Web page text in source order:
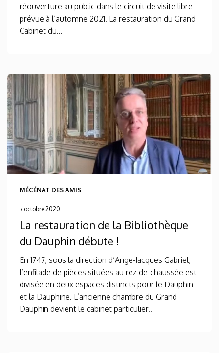
réouverture au public dans le circuit de visite libre
prévue à l’automne 2021. La restauration du Grand
Cabinet du...
MÉCÉNAT DES AMIS
7 octobre 2020
La restauration de la Bibliothèque
du Dauphin débute !
En 1747, sous la direction d’Ange-Jacques Gabriel,
l’enfilade de pièces situées au rez-de-chaussée est
divisée en deux espaces distincts pour le Dauphin
et la Dauphine. L’ancienne chambre du Grand
Dauphin devient le cabinet particulier...